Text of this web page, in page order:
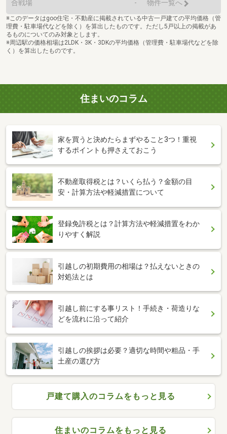
合戦場 - 物件一覧へ
※このデータはgoo住宅・不動産に掲載されている中古一戸建ての平均価格（管
理費・駐車場代などを除く）を算出したものです。ただし5戸以上の掲載があ
るものについてのみ対象とします。
※周辺駅の価格相場は2LDK・3K・3DKの平均価格（管理費・駐車場代などを除
く）を算出したものです。
住まいのコラム
家を買うと決めたらまずやること3つ！重視
するポイントも押さえておこう
不動産取得税とは？いくら払う？金額の目
安・計算方法や軽減措置について
登録免許税とは？計算方法や軽減措置をわか
りやすく解説
引越しの初期費用の相場は？払えないときの
対処法とは
引越し前にする事リスト！手続き・荷造りな
どを流れに沿って紹介
引越しの挨拶は必要？適切な時間や粗品・手
土産の選び方
戸建て購入のコラムをもっと見る
住まいのコラムをもっと見る